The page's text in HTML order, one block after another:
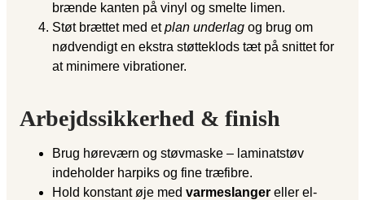
brænde kanten på vinyl og smelte limen.
Støt brættet med etplan underlag og brug om
nødvendigt en ekstra støtteklods tæt på snittet for
at minimere vibrationer.
Arbejdssikkerhed & finish
Brug høreværn og støvmaske – laminatstøv
indeholder harpiks og fine træfibre.
Hold konstant øje med varmeslanger eller el-